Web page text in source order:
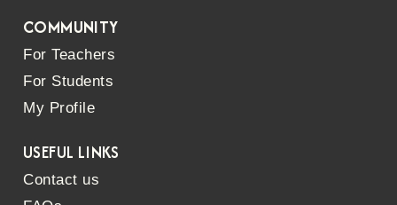
COMMUNITY
For Teachers
For Students
My Profile
USEFUL LINKS
Contact us